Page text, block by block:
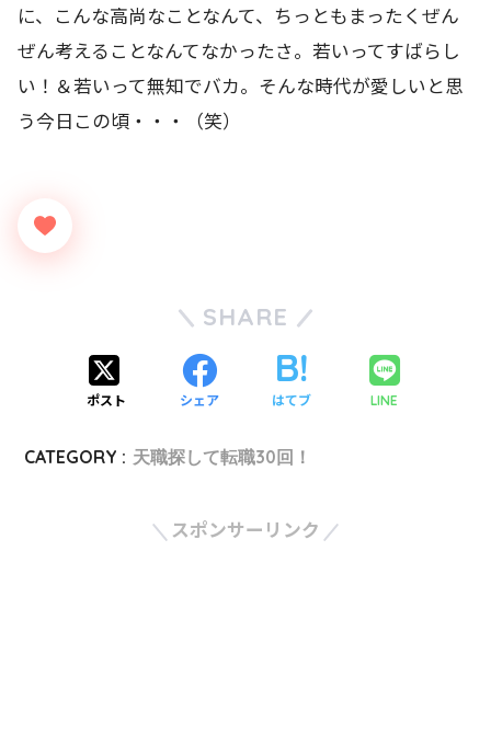
に、こんな高尚なことなんて、ちっともまったくぜん
ぜん考えることなんてなかったさ。若いってすばらし
い！＆若いって無知でバカ。そんな時代が愛しいと思
う今日この頃・・・（笑）
SHARE
ポスト シェア はてブ LINE
CATEGORY : 天職探して転職30回！
スポンサーリンク